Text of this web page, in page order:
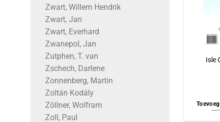
Zwart, Willem Hendrik
Zwart, Jan
Zwart, Everhard
Zwanepol, Jan
Zutphen, T. van
Zschech, Darlene
Zonnenberg, Martin
Zoltán Kodály
Zöllner, Wolfram
Zoll, Paul
Isle